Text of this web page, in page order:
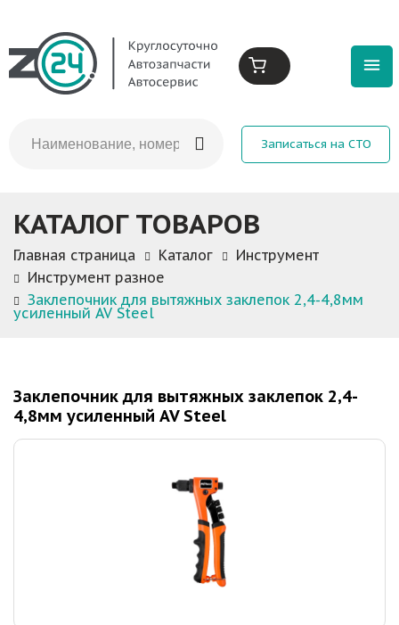
Записаться на СТО
КАТАЛОГ ТОВАРОВ
Главная страница Каталог
Инструмент
Инструмент разное
Заклепочник для вытяжных заклепок 2,4-4,8мм
усиленный AV Steel
Заклепочник для вытяжных заклепок 2,4-
4,8мм усиленный AV Steel